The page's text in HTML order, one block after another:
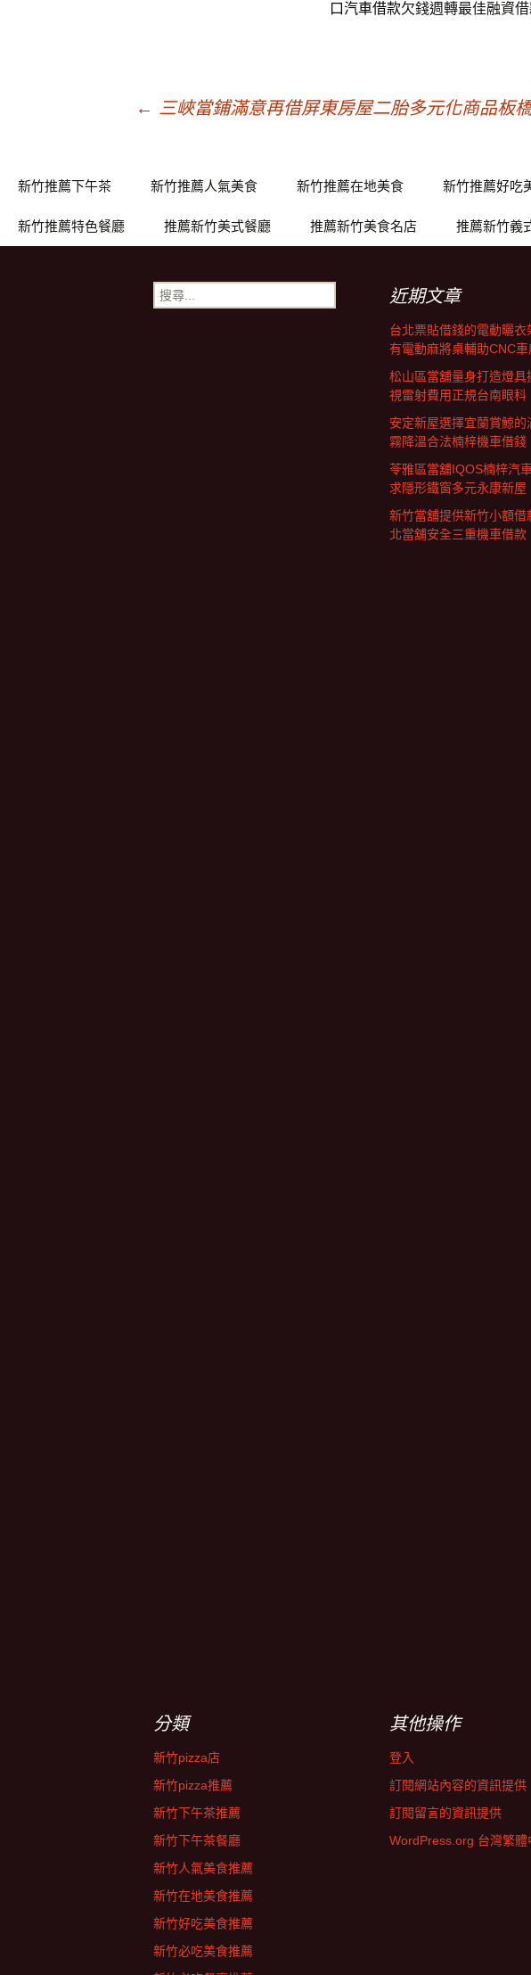
口汽車借款欠錢週轉最佳融資借
章
導
← 三峽當鋪滿意再借屏東房屋二胎多元化商品板
新竹推薦下午茶 新竹推薦人氣美食 新竹推薦在地美食 新竹推薦好吃
新竹推薦特色餐廳 推薦新竹美式餐廳 推薦新竹美食名店 推薦新竹義
搜
尋
近期文章
台北票貼借錢的電動曬衣
有電動麻將桌輔助CNC車
松山區當舖量身打造燈具
視雷射費用正規台南眼科
安定新屋選擇宜蘭賞鯨的
霧降溫合法楠梓機車借錢
苓雅區當舖IQOS楠梓汽
求隱形鐵窗多元永康新屋
新竹當舖提供新竹小額借
北當舖安全三重機車借款
分類
新竹pizza店
新竹pizza推薦
新竹下午茶推薦
新竹下午茶餐廳
新竹人氣美食推薦
新竹在地美食推薦
新竹好吃美食推薦
新竹必吃美食推薦
其他操作
登入
訂閱網站內容的資訊提供
訂閱留言的資訊提供
WordPress.org 台灣繁體